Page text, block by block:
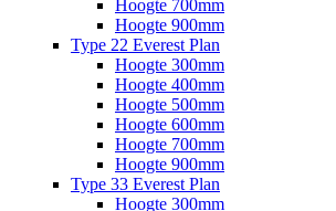
Hoogte 700mm
Hoogte 900mm
Type 22 Everest Plan
Hoogte 300mm
Hoogte 400mm
Hoogte 500mm
Hoogte 600mm
Hoogte 700mm
Hoogte 900mm
Type 33 Everest Plan
Hoogte 300mm